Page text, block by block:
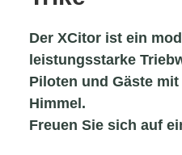
Der XCitor ist ein
leistungsstarke
Piloten und Gäste
Himmel.
Freuen Sie sich auf